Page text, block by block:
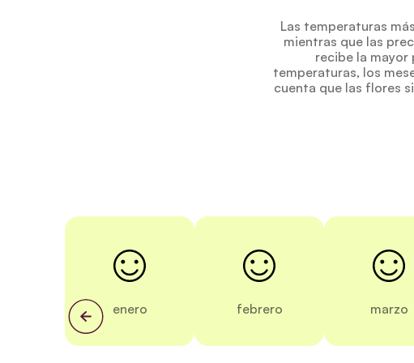
Las temperaturas
mientras que las
recibe la mayor
temperaturas, los
cuenta que las flores
enero febrero marzo